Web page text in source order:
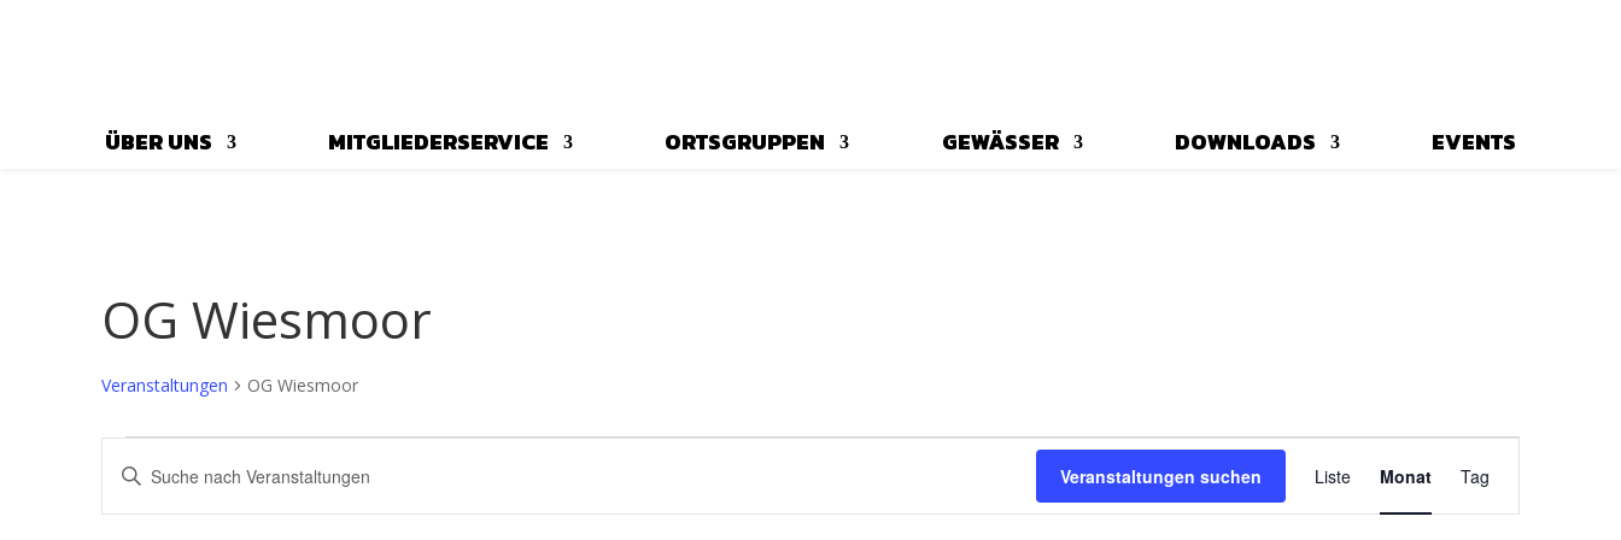
ÜBER UNS MITGLIEDERSERVICE ORTSGRUPPEN GEWÄSSER DOWNLOADS EVENTS
OG Wiesmoor
Veranstaltungen OG Wiesmoor
Veranstaltungen
Veranstaltungen
Suche
und
Bitte
Veranstaltungen suchen
Veranstaltung
Ansichten-
Navigation
Liste Monat Tag